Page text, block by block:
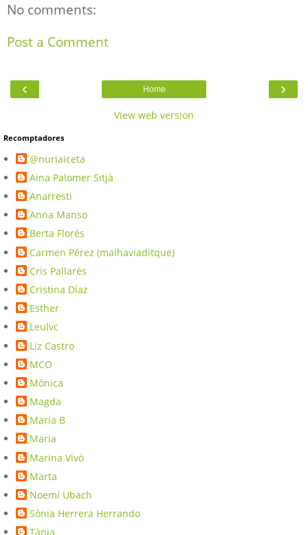
No comments:
Post a Comment
‹ ›
Home
View web version
Recomptadores
@nuriaiceta
Aina Palomer Sitjà
Anarresti
Anna Manso
Berta Florés
Carmen Pérez (maihaviaditque)
Cris Pallarès
Cristina Díaz
Esther
Leulvc
Liz Castro
MCO
Mònica
Magda
Maria B
Maria
Marina Vivó
Marta
Noemí Ubach
Sònia Herrera Herrando
Tània